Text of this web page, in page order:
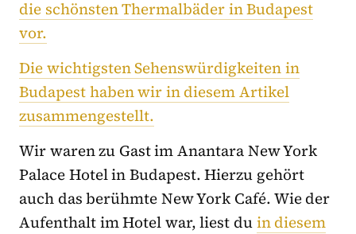
die schönsten Thermalbäder in Budapest
vor.
Die wichtigsten Sehenswürdigkeiten in
Budapest haben wir in diesem Artikel
zusammengestellt.
Wir waren zu Gast im Anantara New York
Palace Hotel in Budapest. Hierzu gehört
auch das berühmte New York Café. Wie der
Aufenthalt im Hotel war, liest duin diesem